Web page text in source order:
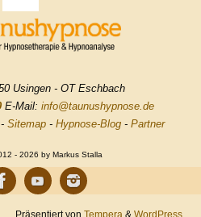
Usingen - OT Eschbach
E-Mail: info@taunushypnose.de
Sitemap- Hypnose-Blog- Partner
- 2026 by Markus Stalla
Präsentiert von Tempera & WordPress.